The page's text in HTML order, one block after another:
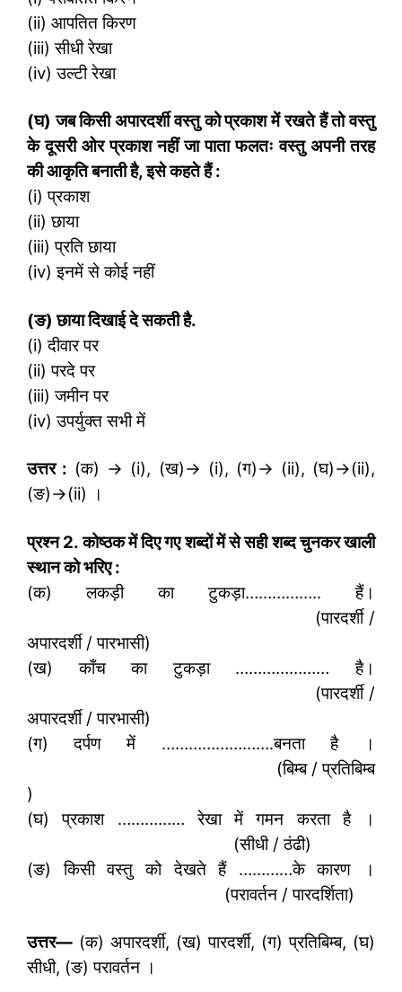
(ii) आपतित किरण
(iii) सीधी रेखा
(iv) उल्टी रेखा
(घ) जब किसी अपारदर्शी वस्तु को प्रकाश में रखते हैं तो वस्तु
के दूसरी ओर प्रकाश नहीं जा पाता फलतः वस्तु अपनी तरह
की आकृति बनाती है,इसे कहते हैं :
(i) प्रकाश
(ii) छाया
(iii) प्रति छाया
(iv) इनमें से कोई नहीं
(ङ) छाया दिखाई दे सकती है.
(i) दीवार पर
(ii) परदे पर
(iii) जमीन पर
(iv) उपर्युक्त सभी में
उत्तर : (क) → (i), (ख)→ (i), (ग)→ (ii), (घ)→(ii),
(ङ)→(ii) ।
प्रश्न2.कोष्ठक में दिए गए शब्दों में से सही शब्द चुनकर खाली
स्थान को भरिए :
(क) लकड़ी का टुकड़ा…………….. हैं।
(पारदर्शी /
अपारदर्शी / पारभासी)
(ख) काँच का टुकड़ा ………………… है।
(पारदर्शी /
अपारदर्शी / पारभासी)
(ग) दर्पण में …………………….बनता है ।
(बिम्ब / प्रतिबिम्ब
)
(घ) प्रकाश …………… रेखा में गमन करता है ।
(सीधी / ठंढी)
(ङ) किसी वस्तु को देखते हैं …………के कारण ।
(परावर्तन / पारदर्शिता)
उत्तर— (क) अपारदर्शी, (ख) पारदर्शी, (ग) प्रतिबिम्ब, (घ)
सीधी, (ङ) परावर्तन ।